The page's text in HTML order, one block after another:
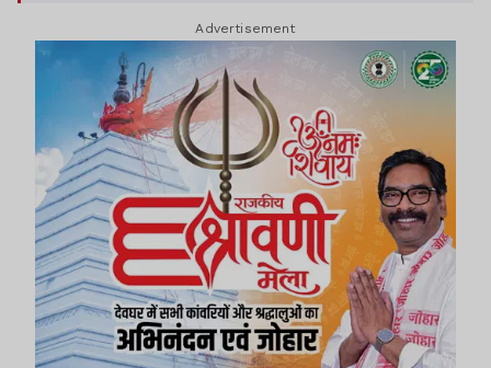
Advertisement